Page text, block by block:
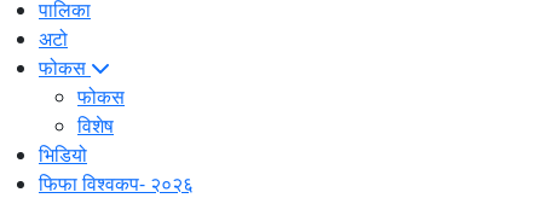
पालिका
अटो
फोकस
फोकस
विशेष
भिडियो
फिफा विश्वकप- २०२६